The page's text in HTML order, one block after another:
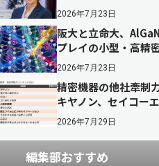
2026年7月23日
阪大と立命大、
プレイの小型・高精
2026年7月23日
精密機器の他社牽制
キヤノン、セイコー
2026年7月29日
編集部おすすめ